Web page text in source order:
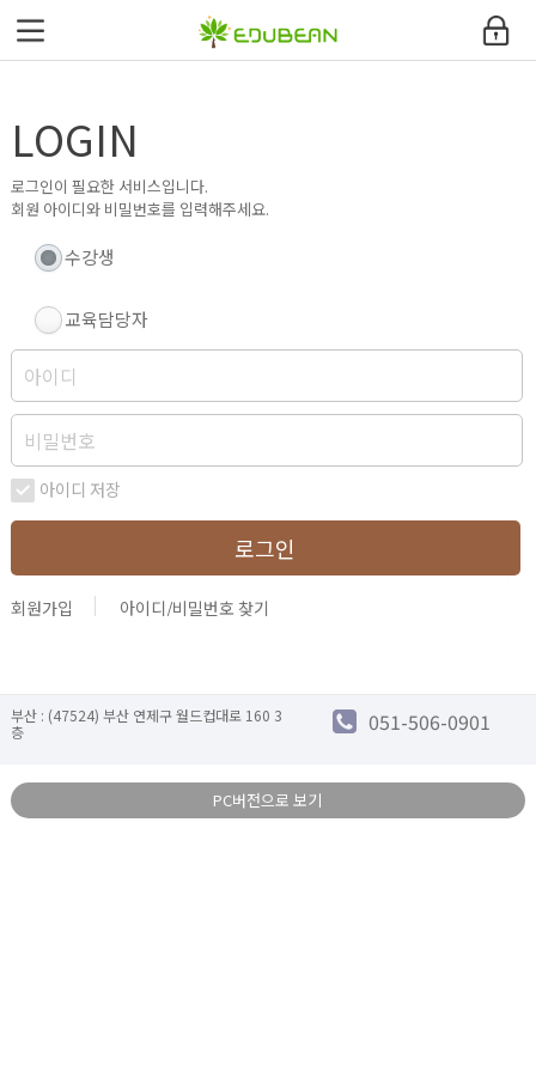
에듀빈
환급과정안내
교육과정
커뮤니티
고객지원센터
내강의실
사이트맵
LOGIN
로그인이 필요한 서비스입니다.
회원 아이디와 비밀번호를 입력해주세요.
수강생
교육담당자
아이디 저장
회원가입 아이디/비밀번호 찾기
부산 : (47524) 부산 연제구 월드컵대로 160 3
층
051-506-0901
PC버전으로 보기